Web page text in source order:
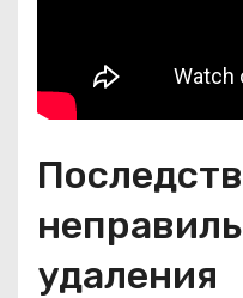
удаления